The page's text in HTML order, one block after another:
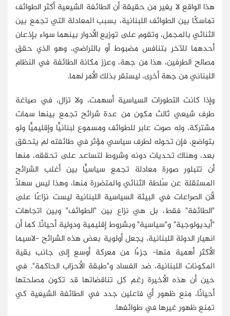
هذا الواقع لا يغير من حقيقة أن الطائفة الشيعية أكثر الطوائف
تماسكًا بين الطوائف اللبنانية، بسبب المعادلة التي تجمع بين
الثنائي بالمجمل، وتقوم على توزيع الأدوار بينهما سواء بإذعان
أحدهما للآخر بتنافس مضبوط أو بالتراضي، وهو الذي حقق
مصالح الطرفين، هذا من جهة، وعزز مكانة الطائفة في النظام
اللبناني من جهة أخرى، ليستقر بذلك الأمر لهما.
وإذا كانت التطورات السياسية أسهمت، ولا تزال، في صياغة
طرف شيعي ثالث مكون من عدة شرائح تجمع بينها سمات
مشتركة، وله صوت عابر للطوائف ومسموع لبنانيًّا وإقليميًّا ولو
بتواضع، فإن تحوله لطرف سياسي مؤثر في طائفته لم يتحقق
بعد، وهناك تحديات دونه وشروط لتساعد على تحققه، منها
أن تتبلور صورة معادلة تجمع سياسيًّا بين أغلب الشرائح
المستقلة عن سُلطة الثنائي والمتضررة منها، وهذا ليس سهلًا
لأن الصراعات في البيئة السياسية اللبنانية ليست نزاعًا على
"الطائفة" فقط، بل هي نزاع بين "الطوائف" وبين اتجاهات
"أيديولوجية" و"سياسية" وبشروط إقليمية ودولية أحيانًا. كما أن
انهيار الدولة اللبنانية، يجعل أولوية بعض هذه الشرائح -لاسيما
الأكثر أهمية منها- جزءًا من معركة أوسع إلى جانب بقية
المكونات اللبنانية، ضد الفساد و"طبقة الأحزاب الحاكمة". في
حين أن هذه الأخيرة رغم كل تناقضاتها قد تكون مصلحتها
أحيانًا، منع ظهور أي فاعلين جدد في الطائفة الشيعية كي
تمنع ظهور غيرها في طوائفها.